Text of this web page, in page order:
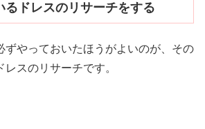
るドレスのリサーチをする
ずやっておいたほうがよいのが、その
スのリサーチです。